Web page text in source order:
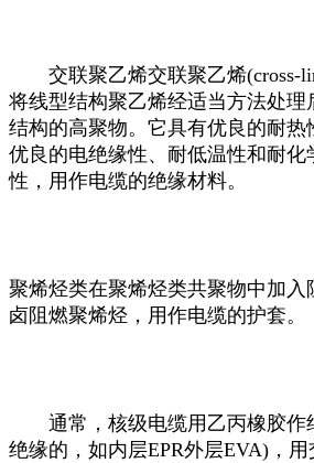
交联聚乙烯交联聚乙烯(cross-
将线型结构聚乙烯经适当方法处理
结构的高聚物。它具有优良的耐热
优良的电绝缘性、耐低温性和耐
性，用作电缆的绝缘材料。
聚烯烃类在聚烯烃类共聚物中加
卤阻燃聚烯烃，用作电缆的护套。
通常，核级电缆用乙丙橡胶作
绝缘的，如内层EPR外层EVA)，用